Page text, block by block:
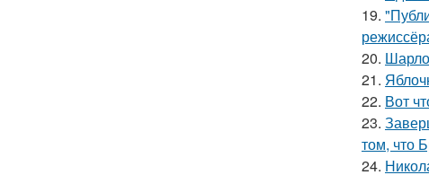
19.
20.
21.
22. Вот
23.
том, что
24.